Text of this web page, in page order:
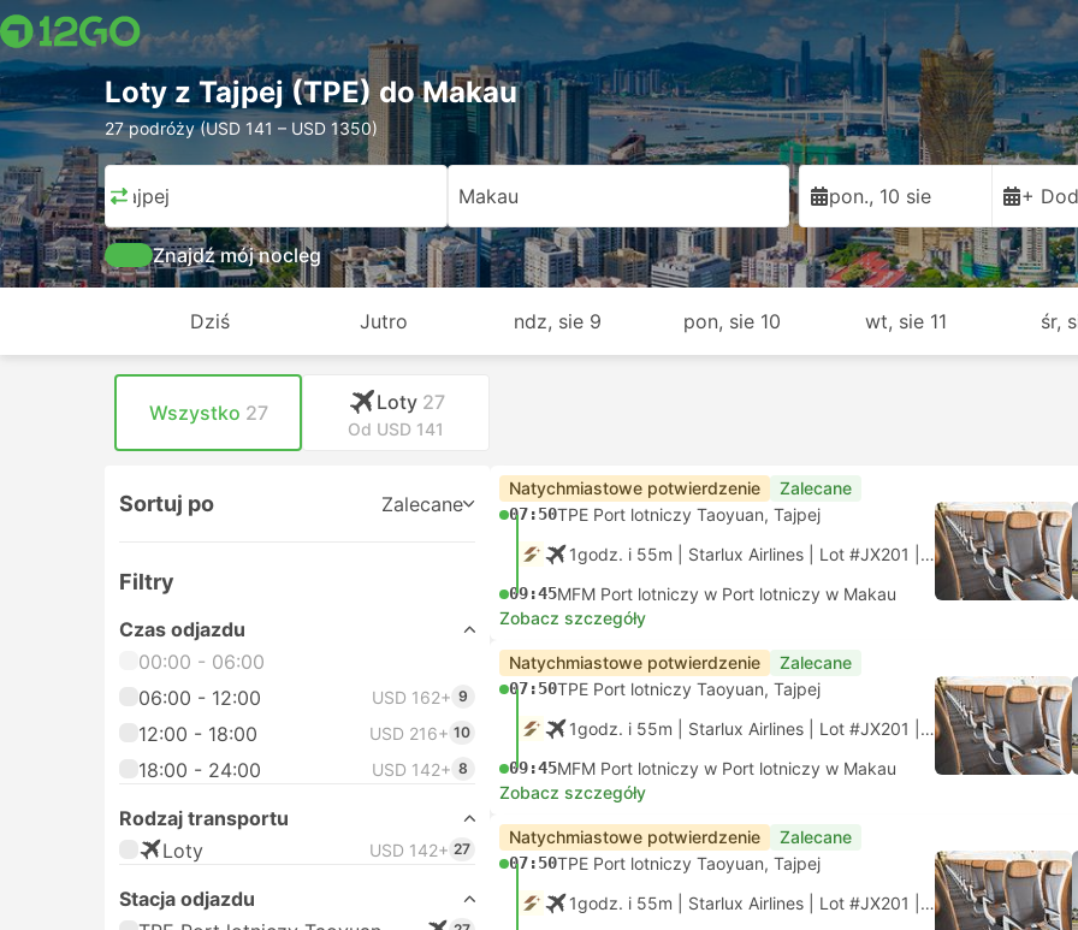
Loty z Tajpej (TPE) do Makau
27 podróży (USD 141 – USD 1350)
Tajpej Makau pon., 10 sie +
Znajdź mój nocleg
Dziś Jutro ndz, sie 9 pon, sie 10 wt, sie 11 śr,
Wszystko 27 Loty 27
Od USD 141
Sortuj po Zalecane
Filtry
Czas odjazdu
00:00 - 06:00
06:00 - 12:00
USD 162+ 9
12:00 - 18:00 USD 216+ 10
18:00 - 24:00 USD 142+ 8
Rodzaj transportu
Loty
USD 142+ 27
Stacja odjazdu
Natychmiastowe potwierdzenie Zalecane
07:50TPE Port lotniczy Taoyuan, Tajpej
1godz. i 55m | Starlux Airlines Lot #JX201 Economy
09:45MFM Port lotniczy w Port lotniczy w Makau
Zobacz szczegóły
Natychmiastowe potwierdzenie Zalecane
07:50TPE Port lotniczy Taoyuan, Tajpej
1godz. i 55m | Starlux Airlines Lot #JX201 Economy
09:45MFM Port lotniczy w Port lotniczy w Makau
Zobacz szczegóły
Natychmiastowe potwierdzenie Zalecane
07:50TPE Port lotniczy Taoyuan, Tajpej
1godz. i 55m | Starlux Airlines Lot #JX201 Economy